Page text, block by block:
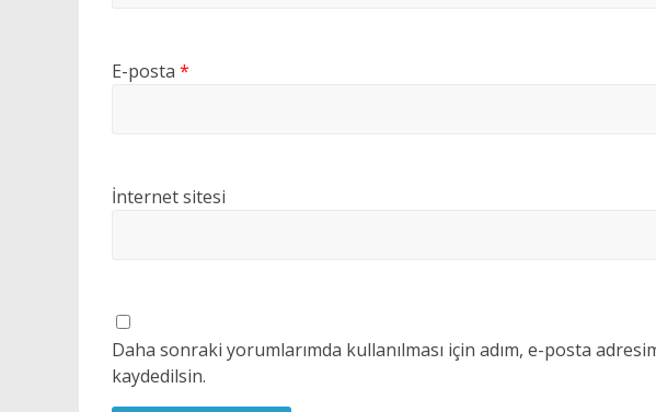
E-posta *
İnternet sitesi
Daha sonraki yorumlarımda kullanılması için adım, e-posta
kaydedilsin.